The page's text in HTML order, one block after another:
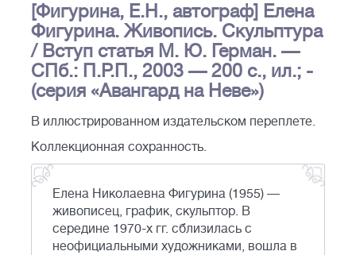
[Фигурина, Е.Н., автограф] Елена
Фигурина. Живопись. Скульптура
/ Вступ статья М. Ю. Герман. —
СПб.: П.Р.П., 2003 — 200 с., ил.; -
(серия «Авангард на Неве»)
В иллюстрированном издательском переплете.
Коллекционная сохранность.
Елена Николаевна Фигурина (1955) —
живописец, график, скульптор. В
середине 1970-х гг. сблизилась с
неофициальными художниками, вошла в